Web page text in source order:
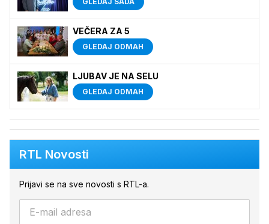
VEČERA ZA 5
GLEDAJ ODMAH
LJUBAV JE NA SELU
GLEDAJ ODMAH
RTL Novosti
Prijavi se na sve novosti s RTL-a.